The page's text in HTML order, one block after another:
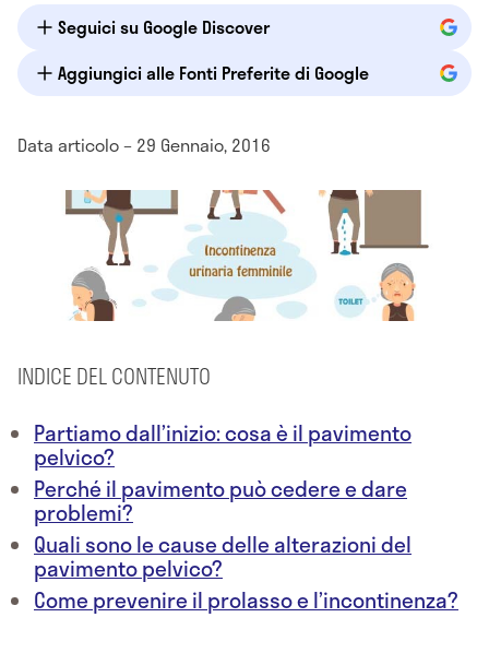
Seguici su Google Discover
Aggiungici alle Fonti Preferite di Google
Data articolo – 29 Gennaio, 2016
INDICE DEL CONTENUTO
Partiamo dall’inizio: cosa è il pavimento
pelvico?
Perché il pavimento può cedere e dare
problemi?
Quali sono le cause delle alterazioni del
pavimento pelvico?
Come prevenire il prolasso e l’incontinenza?